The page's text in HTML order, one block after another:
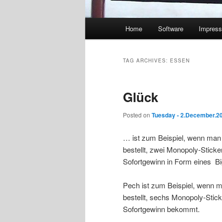
Home Software
TAG ARCHIVES: ESSEN
Glück
Posted on Tuesday -
… ist zum Beispiel, wenn
bestellt, zwei Monopoly-
Sofortgewinn in Form eines
Pech ist zum Beispiel, wenn
bestellt, sechs Monopoly-
Sofortgewinn bekommt.